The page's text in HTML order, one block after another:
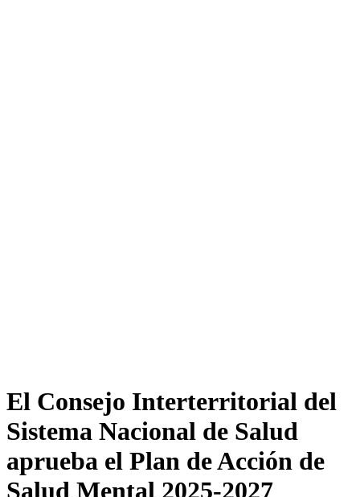
El Consejo Interterritorial del
Sistema Nacional de Salud
aprueba el Plan de Acción de
Salud Mental 2025-2027